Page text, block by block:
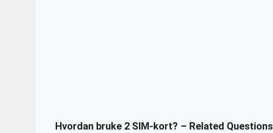
Hvordan bruke 2 SIM-kort? – Related Questions